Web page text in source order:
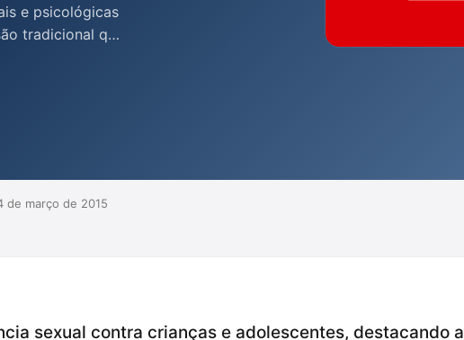
e psicológicas
tradicional que
holística que
do
de março de 2015
sexual contra crianças e adolescentes, destacando a